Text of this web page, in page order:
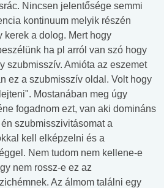
Nincsen jelentősége semmi
kontinuum melyik részén
kerek a dolog. Mert hogy
ha pl arról van szó hogy
szubmisszív. Amióta az eszemet
ez a szubmisszív oldal. Volt hogy
Mostanában meg úgy
fogadnom ezt, van aki domináns
szubmisszivitásomat a
kell elképzelni és a
Nem tudom nem kellene-e
nem rossz-e ez az
Az álmom találni egy